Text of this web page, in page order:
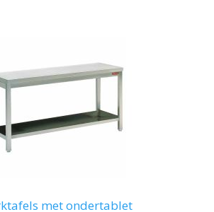
met ondertablet